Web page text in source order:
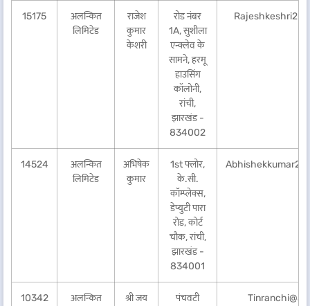
15175
अलन्कित
लिमिटेड
राजेश
कुमार
केशरी
रोड नंबर
1A, सुशीला
एन्क्लेव के
सामने, हरमू
हाउसिंग
कॉलोनी,
रांची,
झारखंड -
834002
14524
अलन्कित
लिमिटेड
अभिषेक
कुमार
1st फ्लोर,
के.सी.
कॉम्प्लेक्स,
डेप्युटी पारा
रोड, कोर्ट
चौक, रांची,
झारखंड -
834001
10342
अलन्कित
श्री जय
पंचवटी